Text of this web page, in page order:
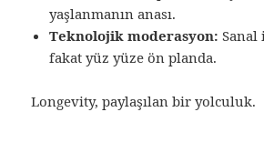
yaşlanmanın anası.
Teknolojik moderasyon: Sanal
fakat yüz yüze ön planda.
Longevity, paylaşılan bir yolculuk.